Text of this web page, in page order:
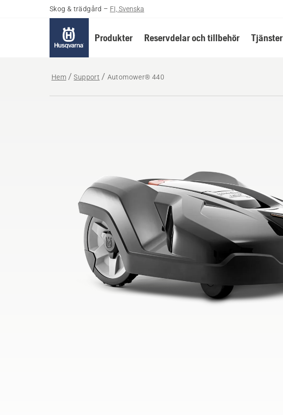
Skog & trädgård – FI, Svenska
Produkter Reservdelar och tillbehör Tjänster
Hem Support Automower® 440